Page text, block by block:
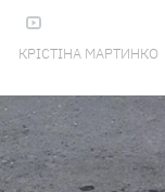
КРІСТІНА МАРТИНКО